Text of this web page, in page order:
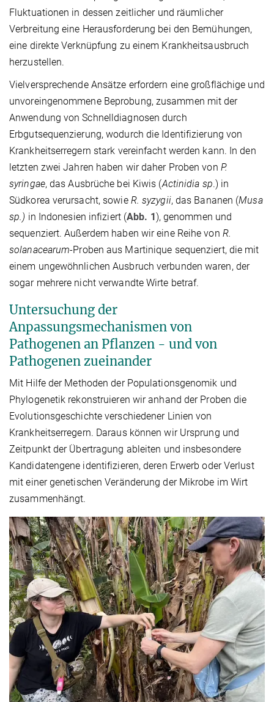
Fluktuationen in dessen zeitlicher und räumlicher
Verbreitung eine Herausforderung bei den Bemühungen,
eine direkte Verknüpfung zu einem Krankheitsausbruch
herzustellen.
Vielversprechende Ansätze erfordern eine großflächige und
unvoreingenommene Beprobung, zusammen mit der
Anwendung von Schnelldiagnosen durch
Erbgutsequenzierung, wodurch die Identifizierung von
Krankheitserregern stark vereinfacht werden kann. In den
letzten zwei Jahren haben wir daher Proben von P.
syringae, das Ausbrüche bei Kiwis (Actinidia sp.) in
Südkorea verursacht, sowie R. syzygii, das Bananen (Musa
sp.) in Indonesien infiziert (Abb. 1), genommen und
sequenziert. Außerdem haben wir eine Reihe von R.
solanacearum-Proben aus Martinique sequenziert, die mit
einem ungewöhnlichen Ausbruch verbunden waren, der
sogar mehrere nicht verwandte Wirte betraf.
Untersuchung der
Anpassungsmechanismen von
Pathogenen an Pflanzen - und von
Pathogenen zueinander
Mit Hilfe der Methoden der Populationsgenomik und
Phylogenetik rekonstruieren wir anhand der Proben die
Evolutionsgeschichte verschiedener Linien von
Krankheitserregern. Daraus können wir Ursprung und
Zeitpunkt der Übertragung ableiten und insbesondere
Kandidatengene identifizieren, deren Erwerb oder Verlust
mit einer genetischen Veränderung der Mikrobe im Wirt
zusammenhängt.